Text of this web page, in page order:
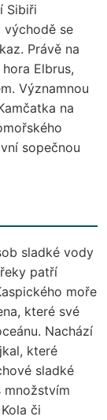
Sibiři
východě se
Právě na
Elbrus,
Významnou
na
sopečnou
sladké vody
patří
moře
které své
Nachází
které
sladké
množstvím
či